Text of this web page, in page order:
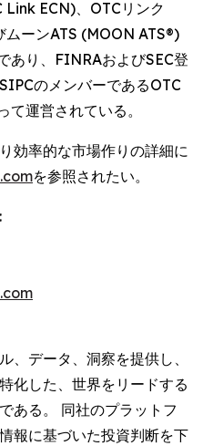
Link ECN)、OTCリンク
ーンATS (MOON ATS®)
あり、FINRAおよびSEC登
のメンバーであるOTC
運営されている。
効率的な市場作りの詳細に
を参照されたい。
、データ、洞察を提供し、
化した、世界をリードする
ある。 同社のプラットフ
報に基づいた投資判断を下